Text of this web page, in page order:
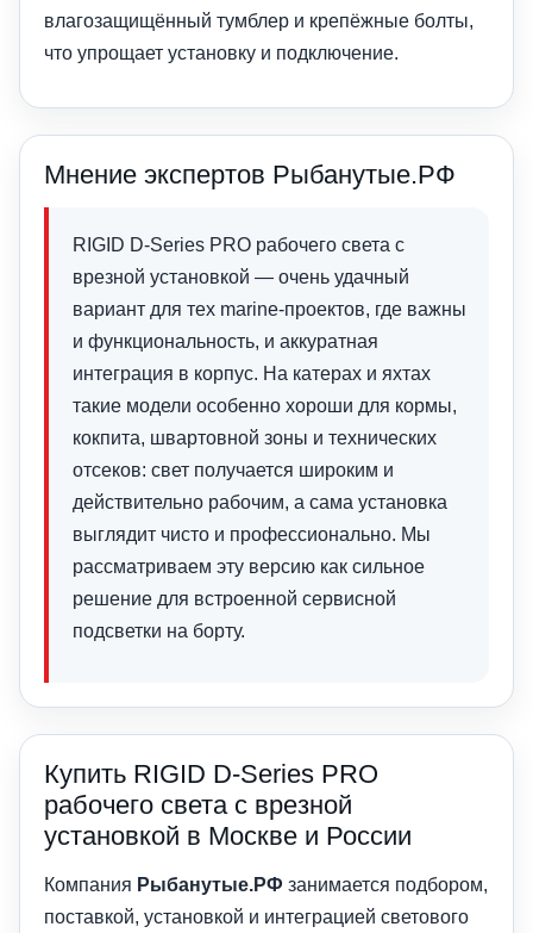
влагозащищённый тумблер и крепёжные болты,
что упрощает установку и подключение.
Мнение экспертов Рыбанутые.РФ
RIGID D-Series PRO рабочего света с
врезной установкой — очень удачный
вариант для тех marine-проектов, где важны
и функциональность, и аккуратная
интеграция в корпус. На катерах и яхтах
такие модели особенно хороши для кормы,
кокпита, швартовной зоны и технических
отсеков: свет получается широким и
действительно рабочим, а сама установка
выглядит чисто и профессионально. Мы
рассматриваем эту версию как сильное
решение для встроенной сервисной
подсветки на борту.
Купить RIGID D-Series PRO
рабочего света с врезной
установкой в Москве и России
Компания Рыбанутые.РФ занимается подбором,
поставкой, установкой и интеграцией светового